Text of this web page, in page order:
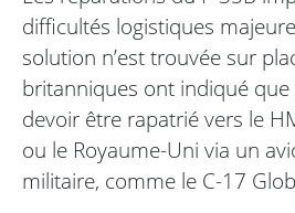
difficultés logistiques
solution n’est trouvée sur
britanniques ont indiqué que
devoir être rapatrié vers le
ou le Royaume-Uni via un
militaire, comme le C-17